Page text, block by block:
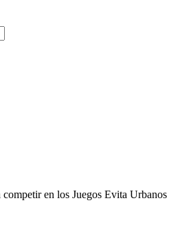
en los Juegos Evita Urbanos